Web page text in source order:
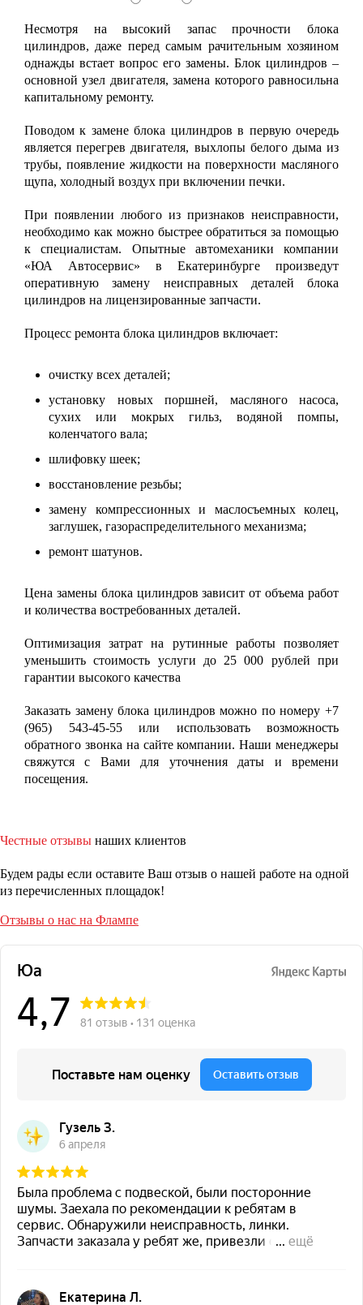
Несмотря на высокий запас прочности блока
цилиндров, даже перед самым рачительным хозяином
однажды встает вопрос его замены. Блок цилиндров –
основной узел двигателя, замена которого равносильна
капитальному ремонту.
Поводом к замене блока цилиндров в первую очередь
является перегрев двигателя, выхлопы белого дыма из
трубы, появление жидкости на поверхности масляного
щупа, холодный воздух при включении печки.
При появлении любого из признаков неисправности,
необходимо как можно быстрее обратиться за помощью
к специалистам. Опытные автомеханики компании
«ЮА Автосервис» в Екатеринбурге произведут
оперативную замену неисправных деталей блока
цилиндров на лицензированные запчасти.
Процесс ремонта блока цилиндров включает:
очистку всех деталей;
установку новых поршней, масляного насоса,
сухих или мокрых гильз, водяной помпы,
коленчатого вала;
шлифовку шеек;
восстановление резьбы;
замену компрессионных и маслосъемных колец,
заглушек, газораспределительного механизма;
ремонт шатунов.
Цена замены блока цилиндров зависит от объема работ
и количества востребованных деталей.
Оптимизация затрат на рутинные работы позволяет
уменьшить стоимость услуги до 25 000 рублей при
гарантии высокого качества
Заказать замену блока цилиндров можно по номеру +7
(965) 543-45-55 или использовать возможность
обратного звонка на сайте компании. Наши менеджеры
свяжутся с Вами для уточнения даты и времени
посещения.
Честные отзывы наших клиентов
Будем рады если оставите Ваш отзыв о нашей работе на одной
из перечисленных площадок!
Отзывы о нас на Флампе